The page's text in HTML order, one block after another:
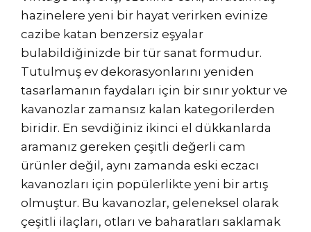
hazinelere yeni bir hayat verirken evinize
cazibe katan benzersiz eşyalar
bulabildiğinizde bir tür sanat formudur.
Tutulmuş ev dekorasyonlarını yeniden
tasarlamanın faydaları için bir sınır yoktur ve
kavanozlar zamansız kalan kategorilerden
biridir. En sevdiğiniz ikinci el dükkanlarda
aramanız gereken çeşitli değerli cam
ürünler değil, aynı zamanda eski eczacı
kavanozları için popülerlikte yeni bir artış
olmuştur. Bu kavanozlar, geleneksel olarak
çeşitli ilaçları, otları ve baharatları saklamak